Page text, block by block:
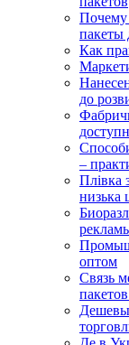
Почему
пакеты
Как
до
–
Плівка
низька
оптом
Связь